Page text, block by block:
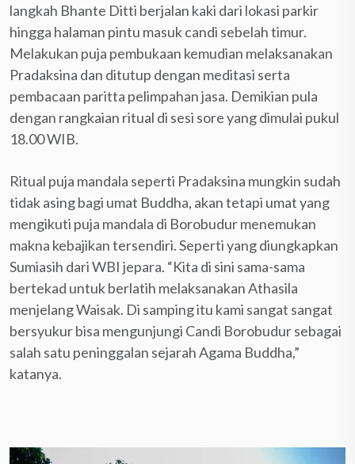
langkah Bhante Ditti berjalan kaki dari lokasi parkir
hingga halaman pintu masuk candi sebelah timur.
Melakukan puja pembukaan kemudian melaksanakan
Pradaksina dan ditutup dengan meditasi serta
pembacaan paritta pelimpahan jasa. Demikian pula
dengan rangkaian ritual di sesi sore yang dimulai pukul
18.00 WIB.
Ritual puja mandala seperti Pradaksina mungkin sudah
tidak asing bagi umat Buddha, akan tetapi umat yang
mengikuti puja mandala di Borobudur menemukan
makna kebajikan tersendiri. Seperti yang diungkapkan
Sumiasih dari WBI jepara. “Kita di sini sama-sama
bertekad untuk berlatih melaksanakan Athasila
menjelang Waisak. Di samping itu kami sangat sangat
bersyukur bisa mengunjungi Candi Borobudur sebagai
salah satu peninggalan sejarah Agama Buddha,”
katanya.